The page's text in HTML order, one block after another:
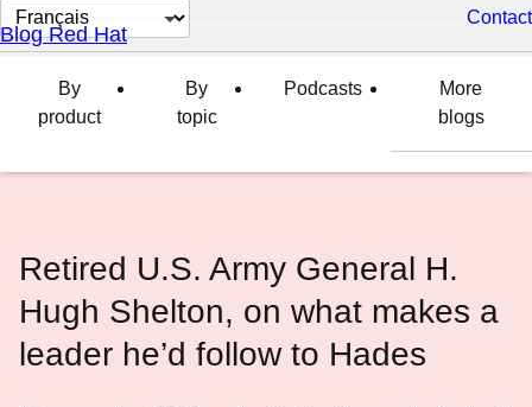
Changer
la
langue
Contact
Blog Red Hat
By
product
By
topic
Podcasts
More
blogs
Retired U.S. Army General H.
Hugh Shelton, on what makes a
leader he’d follow to Hades